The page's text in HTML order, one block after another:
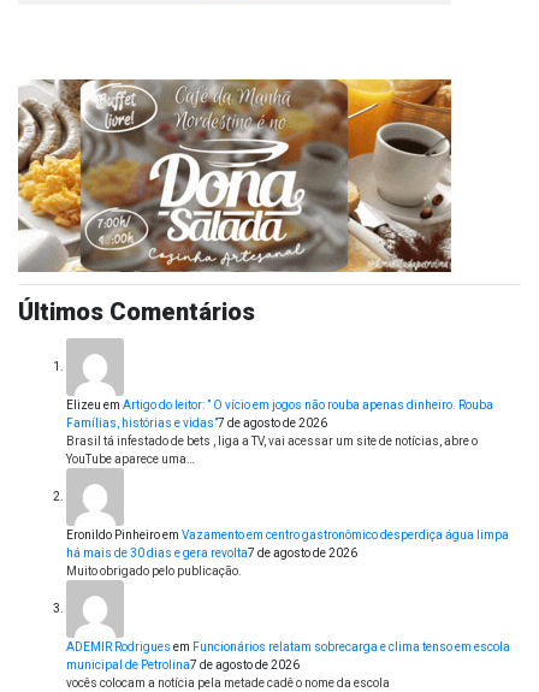
Últimos Comentários
Elizeu em Artigo do leitor: ” O vício em jogos não rouba apenas dinheiro. Rouba
Famílias, histórias e vidas”7 de agosto de 2026
Brasil tá infestado de bets , liga a TV, vai acessar um site de notícias, abre o
YouTube aparece uma…
Eronildo Pinheiroem Vazamento em centro gastronômico desperdiça água limpa
há mais de 30 dias e gera revolta7 de agosto de 2026
Muito obrigado pelo publicação.
ADEMIR Rodrigues em Funcionários relatam sobrecarga e clima tenso em escola
municipal de Petrolina7 de agosto de 2026
vocês colocam a notícia pela metade cadê o nome da escola